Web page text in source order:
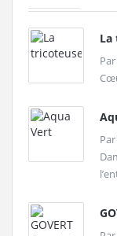
La